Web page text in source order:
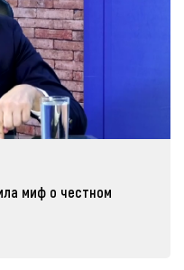
миф о честном